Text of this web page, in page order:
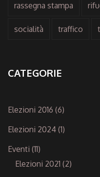
rassegna stampa
socialità traffico
CATEGORIE
Elezioni 2016 (6)
Elezioni 2024 (1)
Eventi (11)
Elezioni 2021 (2)